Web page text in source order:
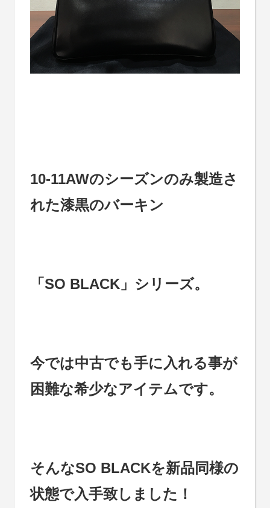
10-11AWのシーズンのみ製造さ
れた漆黒のバーキン
「SO BLACK」シリーズ。
今では中古でも手に入れる事が
困難な希少なアイテムです。
そんなSO BLACKを新品同様の
状態で入手致しました！